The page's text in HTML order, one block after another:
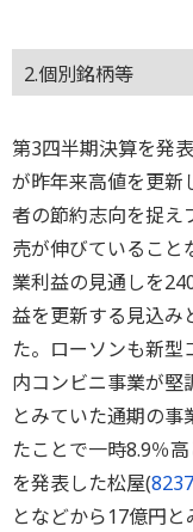
2.個別銘柄等
第3四半期決算を発
が昨年来高値を更新
者の節約志向を捉え
売が伸びていること
業利益の見通しを
益を更新する見込み
た。ローソンも新型
内コンビニ事業が堅
とみていた通期の
たことで一時8.9％
を発表した松屋(8237
となどから17億円